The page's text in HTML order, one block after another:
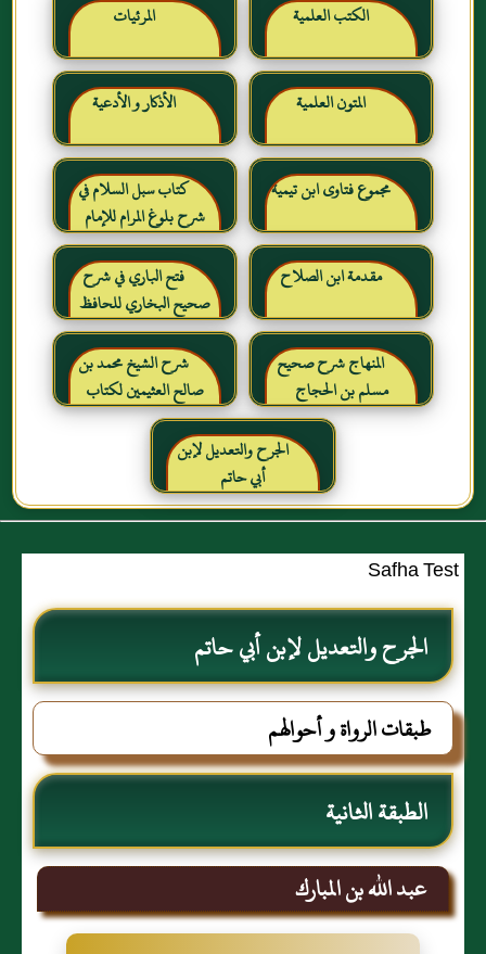
الكتب العلمية المرئيات
المتون العلمية الأذكار و الأدعية
مجموع فتاوى ابن تيمية
كتاب سبل السلام في
شرح بلوغ المرام للإمام
الصنعاني رحمه الله
مقدمة ابن الصلاح
فتح الباري في شرح
صحيح البخاري للحافظ
ابن حجر العسقلاني
المنهاج شرح صحيح
مسلم بن الحجاج
شرح الشيخ محمد بن
صالح العثيمين لكتاب
رياض الصالحين للإمام
النووي رحمهم الله تعالىالجرح والتعديل لإبن
أبي حاتم
Safha Test
الجرح والتعديل لإبن أبي حاتم
طبقات الرواة و أحوالهم
الطبقة الثانية
عبد الله بن المبارك